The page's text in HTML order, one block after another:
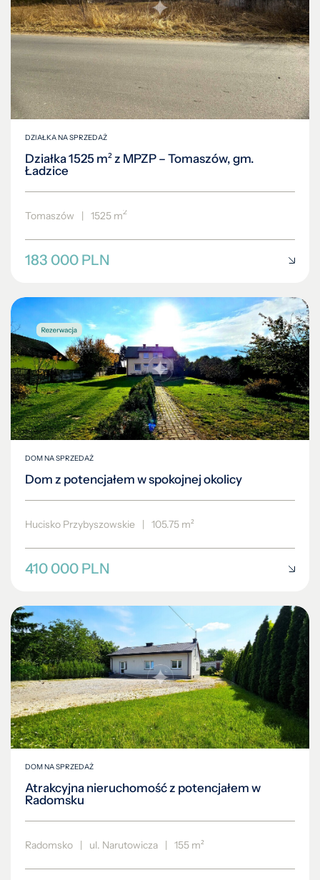
DZIAŁKA NA SPRZEDAŻ
Działka 1525 m² z MPZP – Tomaszów, gm.
Ładzice
Tomaszów | 1525 m2
183 000 PLN
DOM NA SPRZEDAŻ
Dom z potencjałem w spokojnej okolicy
Hucisko Przybyszowskie | 105.75 m²
410 000 PLN
DOM NA SPRZEDAŻ
Atrakcyjna nieruchomość z potencjałem w
Radomsku
Radomsko | ul. Narutowicza | 155 m²